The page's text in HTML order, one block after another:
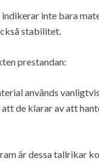
indikerar inte bara
stabilitet.
prestandan:
används
de klarar av att
är dessa tallrikar